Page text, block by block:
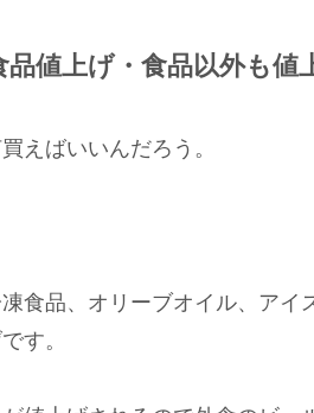
品値上げ・食品以外も値
えばいいんだろう。
食品、オリーブオイル、アイ
す。